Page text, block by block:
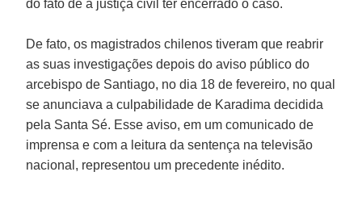
do fato de a justiça civil ter encerrado o caso.
De fato, os magistrados chilenos tiveram que reabrir
as suas investigações depois do aviso público do
arcebispo de Santiago, no dia 18 de fevereiro, no qual
se anunciava a culpabilidade de Karadima decidida
pela Santa Sé. Esse aviso, em um comunicado de
imprensa e com a leitura da sentença na televisão
nacional, representou um precedente inédito.